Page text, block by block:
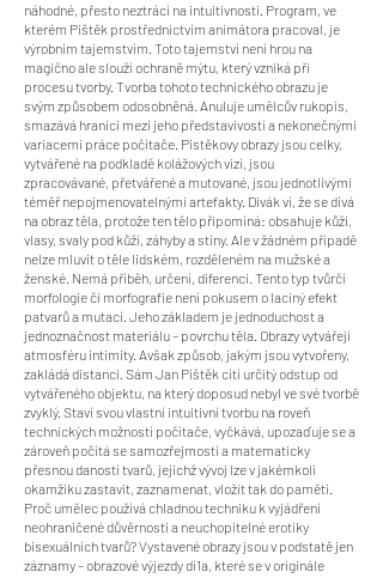
náhodné, přesto neztrácí na intuitivnosti. Program, ve
kterém Pištěk prostřednictvím animátora pracoval, je
výrobním tajemstvím. Toto tajemství není hrou na
magično ale slouží ochraně mýtu, který vzniká při
procesu tvorby. Tvorba tohoto technického obrazu je
svým způsobem odosobněná. Anuluje umělcův rukopis,
smazává hranici mezi jeho představivostí a nekonečnými
variacemi práce počítače. Pistěkovy obrazy jsou celky,
vytvářené na podkladě kolážových vizí, jsou
zpracovávané, přetvářené a mutované, jsou jednotlivými
téměř nepojmenovatelnými artefakty. Divák ví, že se dívá
na obraz těla, protože ten tělo připomíná: obsahuje kůži,
vlasy, svaly pod kůží, záhyby a stíny. Ale v žádném případě
nelze mluvit o těle lidském, rozděleném na mužské a
ženské. Nemá příběh, určení, diferenci. Tento typ tvůrčí
morfologie či morfografie není pokusem o laciný efekt
patvarů a mutací. Jeho základem je jednoduchost a
jednoznačnost materiálu – povrchu těla. Obrazy vytvářejí
atmosféru intimity. Avšak způsob, jakým jsou vytvořeny,
zakládá distanci. Sám Jan Pištěk cítí určitý odstup od
vytvářeného objektu, na který doposud nebyl ve své tvorbě
zvyklý. Staví svou vlastní intuitivní tvorbu na roveň
technických možností počítače, vyčkává, upozaďuje se a
zároveň počítá se samozřejmostí a matematicky
přesnou daností tvarů, jejichž vývoj lze v jakémkoli
okamžiku zastavit, zaznamenat, vložit tak do paměti.
Proč umělec používá chladnou techniku k vyjádření
neohraničené důvěrnosti a neuchopitelné erotiky
bisexuálních tvarů? Vystavené obrazy jsou v podstatě jen
záznamy – obrazové výjezdy dí1a, které se v originále